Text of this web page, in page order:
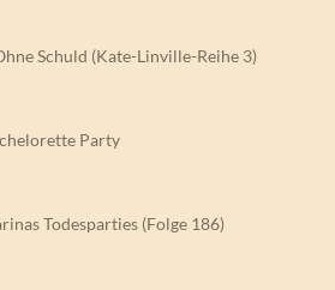
Schuld (Kate-Linville-Reihe 3)
Party
Todesparties (Folge 186)